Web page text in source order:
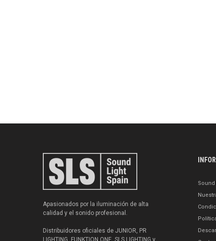
Apasionados por la iluminación de alta
calidad y el sonido profesional.
Distribuidores oficiales de JUNIOR, PR
LIGHTING, FUNKTION ONE, SLS LIGHTING y